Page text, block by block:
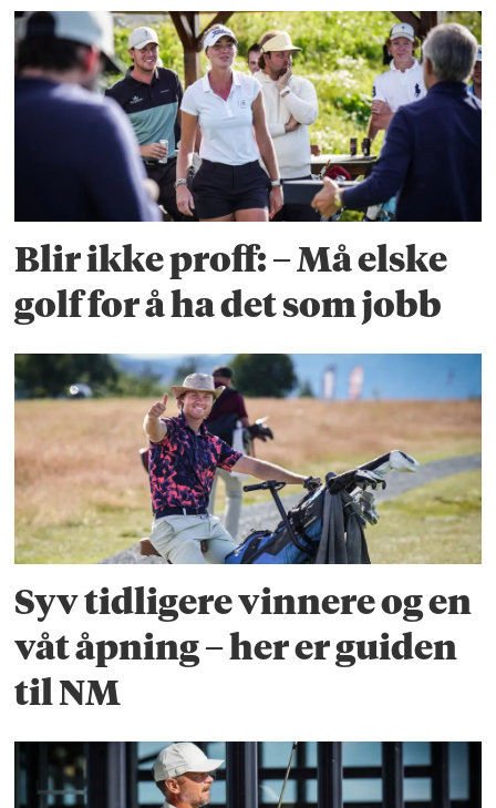
Blir ikke proff: – Må elske
golf for å ha det som jobb
Syv tidligere vinnere og en
våt åpning – her er guiden
til NM